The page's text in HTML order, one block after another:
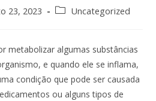
23, 2023 Uncategorized
metabolizar algumas substâncias
e quando ele se inflama,
condição que pode ser causada
ou alguns tipos de